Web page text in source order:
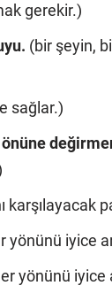
gerekir.)
(bir şeyin,
sağlar.)
karşılayacak
yönünü iyice
yönünü iyice